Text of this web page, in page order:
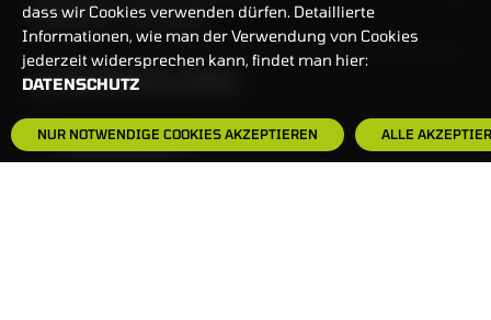
BANKEINSTELLUNGEN
HÄUFIG GESUCHT:
ZERTIFIKATE
8:00-22 UHR
dass wir Cookies verwenden dürfen. Detaillierte
Informationen, wie man der Verwendung von Cookies
jederzeit widersprechen kann, findet man hier:
DATENSCHUTZ
NUR NOTWENDIGE COOKIES AKZEPTIEREN ALLE